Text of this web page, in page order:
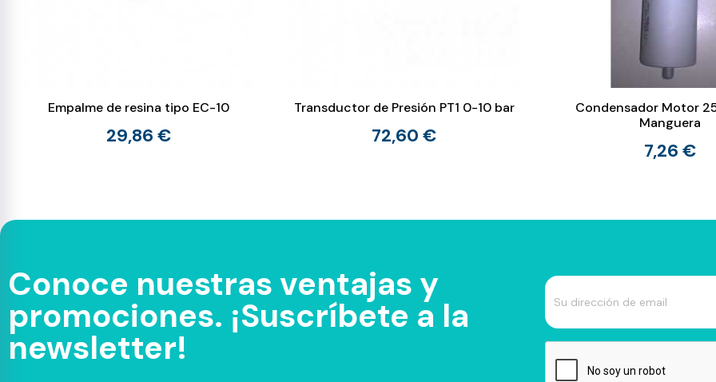
Empalme de resina tipo EC-10
29,86 €
Transductor de Presión PT1 0-10 bar
72,60 €
Condensador Motor
Manguera
7,26 €
Conoce nuestras ventajas y
promociones. ¡Suscríbete a la
newsletter!